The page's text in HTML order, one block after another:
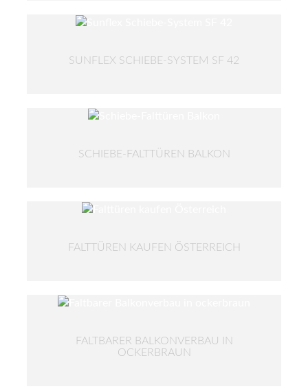
SUNFLEX SCHIEBE-SYSTEM SF 42
SCHIEBE-FALTTÜREN BALKON
FALTTÜREN KAUFEN ÖSTERREICH
FALTBARER BALKONVERBAU IN
OCKERBRAUN